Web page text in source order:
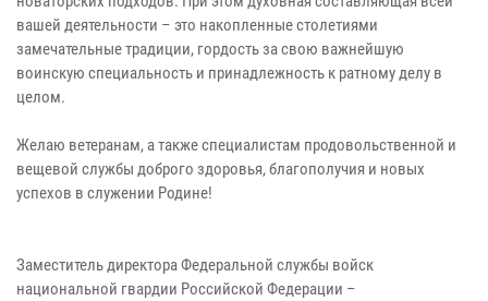
вашей деятельности – это накопленные столетиями
замечательные традиции, гордость за свою важнейшую
воинскую специальность и принадлежность к ратному делу в
целом.
Желаю ветеранам, а также специалистам продовольственной и
вещевой службы доброго здоровья, благополучия и новых
успехов в служении Родине!
Заместитель директора Федеральной службы войск
национальной гвардии Российской Федерации –